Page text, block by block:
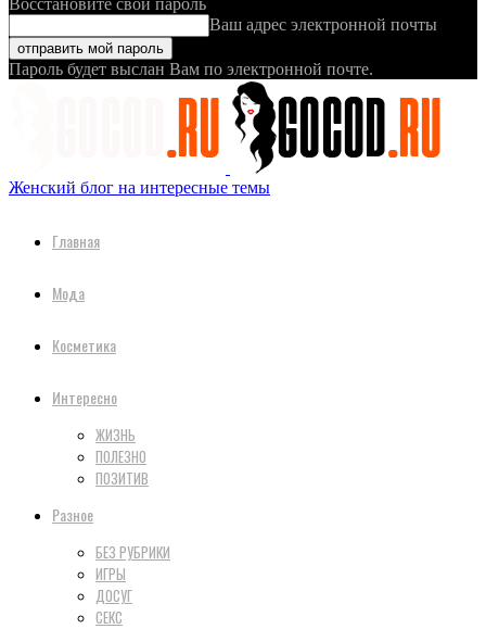
Восстановите свой пароль
Ваш адрес электронной почты
Пароль будет выслан Вам по электронной почте.
Женский блог на интересные темы
Главная
Мода
Косметика
Интересно
ЖИЗНЬ
ПОЛЕЗНО
ПОЗИТИВ
Разное
БЕЗ РУБРИКИ
ИГРЫ
ДОСУГ
СЕКС